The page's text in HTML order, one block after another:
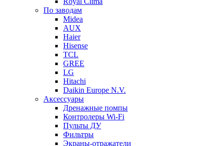
По заводам
Midea
AUX
Haier
Hisense
TCL
GREE
LG
Hitachi
Daikin Europe N.V.
Аксессуары
Дренажные помпы
Контролеры Wi-Fi
Пульты ДУ
Фильтры
Экраны-отражатели